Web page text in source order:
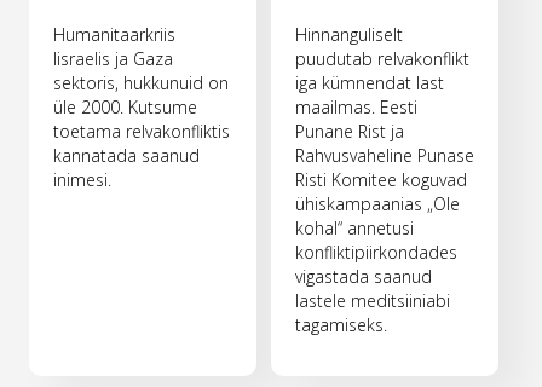
Humanitaarkriis
Iisraelis ja Gaza
sektoris, hukkunuid on
üle 2000. Kutsume
toetama relvakonfliktis
kannatada saanud
inimesi.
Hinnanguliselt
puudutab relvakonflikt
iga kümnendat last
maailmas. Eesti
Punane Rist ja
Rahvusvaheline Punase
Risti Komitee koguvad
ühiskampaanias „Ole
kohal“ annetusi
konfliktipiirkondades
vigastada saanud
lastele meditsiiniabi
tagamiseks.